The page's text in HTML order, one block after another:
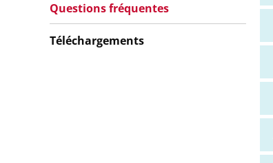
Questions fréquentes
Téléchargements